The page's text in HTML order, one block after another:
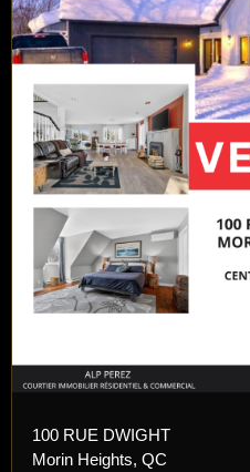
100 RUE DWIGHT
Morin Heights, QC